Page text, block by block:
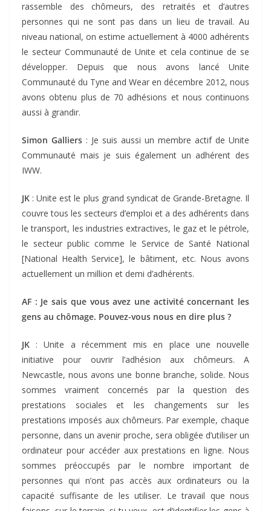
rassemble des chômeurs, des retraités et d’autres
personnes qui ne sont pas dans un lieu de travail. Au
niveau national, on estime actuellement à 4000 adhérents
le secteur Communauté de Unite et cela continue de se
développer. Depuis que nous avons lancé Unite
Communauté du Tyne and Wear en décembre 2012, nous
avons obtenu plus de 70 adhésions et nous continuons
aussi à grandir.
Simon Galliers : Je suis aussi un membre actif de Unite
Communauté mais je suis également un adhérent des
IWW.
JK : Unite est le plus grand syndicat de Grande-Bretagne. Il
couvre tous les secteurs d’emploi et a des adhérents dans
le transport, les industries extractives, le gaz et le pétrole,
le secteur public comme le Service de Santé National
[National Health Service], le bâtiment, etc. Nous avons
actuellement un million et demi d’adhérents.
AF : Je sais que vous avez une activité concernant les
gens au chômage. Pouvez-vous nous en dire plus ?
JK : Unite a récemment mis en place une nouvelle
initiative pour ouvrir l’adhésion aux chômeurs. A
Newcastle, nous avons une bonne branche, solide. Nous
sommes vraiment concernés par la question des
prestations sociales et les changements sur les
prestations imposés aux chômeurs. Par exemple, chaque
personne, dans un avenir proche, sera obligée d’utiliser un
ordinateur pour accéder aux prestations en ligne. Nous
sommes préoccupés par le nombre important de
personnes qui n’ont pas accès aux ordinateurs ou la
capacité suffisante de les utiliser. Le travail que nous